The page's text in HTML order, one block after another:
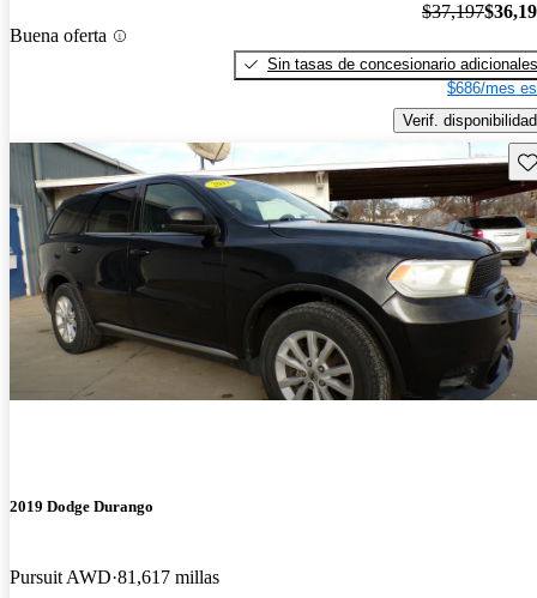
Buena oferta
$37,197
Sin tasas de concesionario adicionales
$686/mes
Verif. disponibilidad
2019 Dodge Durango
Pursuit AWD 81,617 millas